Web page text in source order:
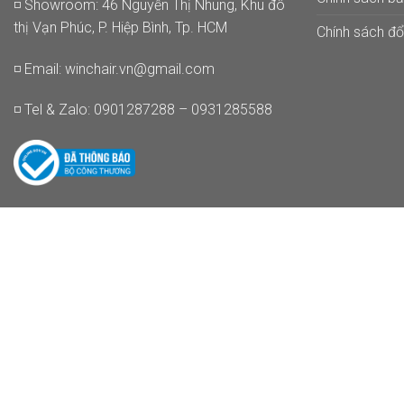
◽ Showroom: 46 Nguyễn Thị Nhung, Khu đô
thị Vạn Phúc, P. Hiệp Bình, Tp. HCM
◽ Email: winchair.vn@gmail.com
◽ Tel & Zalo: 0901287288 – 0931285588
Chính sách